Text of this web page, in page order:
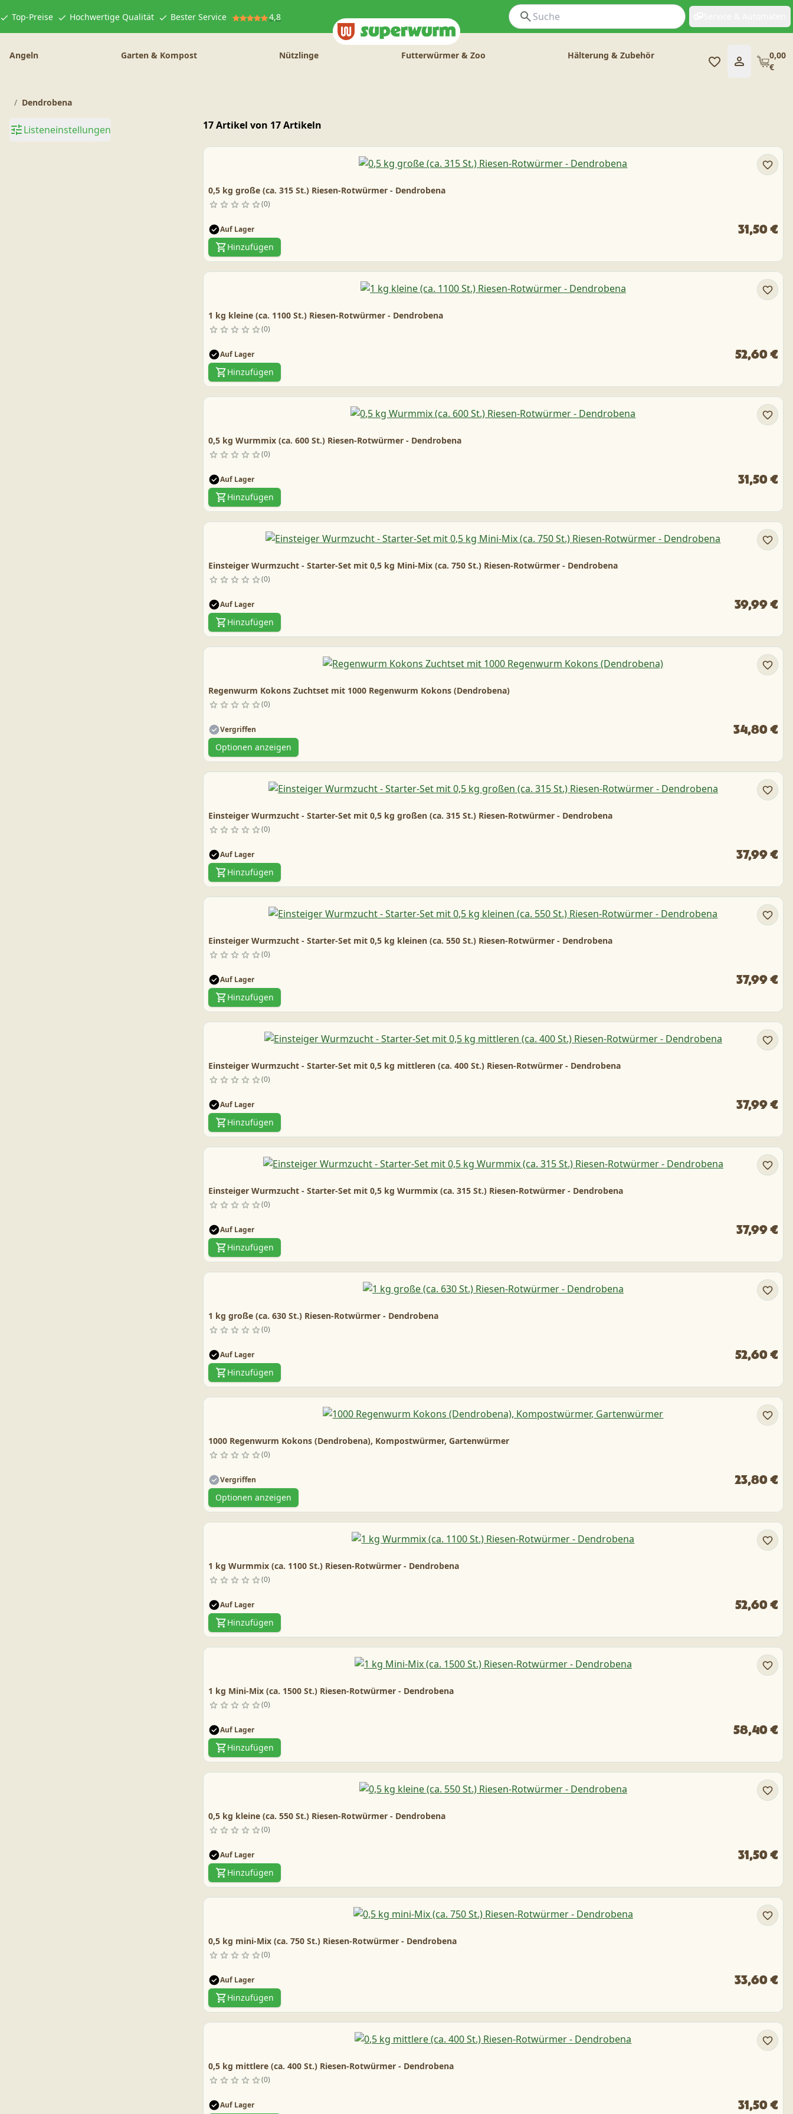
Top-Preise Hochwertige Qualität Bester Service 4,8
Angeln Garten & Kompost Nützlinge Futterwürmer & Zoo Hälterung & Zubehör
0,00
€
Dendrobena
Listeneinstellungen 17 Artikel von 17 Artikeln
0,5 kg große (ca. 315 St.) Riesen-Rotwürmer - Dendrobena
0
Auf Lager 31,50 €
Hinzufügen
1 kg kleine (ca. 1100 St.) Riesen-Rotwürmer - Dendrobena
0
Auf Lager 52,60 €
Hinzufügen
0,5 kg Wurmmix (ca. 600 St.) Riesen-Rotwürmer - Dendrobena
0
Auf Lager 31,50 €
Hinzufügen
Einsteiger Wurmzucht - Starter-Set mit 0,5 kg Mini-Mix (ca. 750 St.) Riesen-Rotwürmer - Dendrobena
0
Auf Lager 39,99 €
Hinzufügen
Regenwurm Kokons Zuchtset mit 1000 Regenwurm Kokons (Dendrobena)
0
Vergriffen 34,80 €
Optionen anzeigen
Einsteiger Wurmzucht - Starter-Set mit 0,5 kg großen (ca. 315 St.) Riesen-Rotwürmer - Dendrobena
0
Auf Lager 37,99 €
Hinzufügen
Einsteiger Wurmzucht - Starter-Set mit 0,5 kg kleinen (ca. 550 St.) Riesen-Rotwürmer - Dendrobena
0
Auf Lager 37,99 €
Hinzufügen
Einsteiger Wurmzucht - Starter-Set mit 0,5 kg mittleren (ca. 400 St.) Riesen-Rotwürmer - Dendrobena
0
Auf Lager 37,99 €
Hinzufügen
Einsteiger Wurmzucht - Starter-Set mit 0,5 kg Wurmmix (ca. 315 St.) Riesen-Rotwürmer - Dendrobena
0
Auf Lager 37,99 €
Hinzufügen
1 kg große (ca. 630 St.) Riesen-Rotwürmer - Dendrobena
0
Auf Lager 52,60 €
Hinzufügen
1000 Regenwurm Kokons (Dendrobena), Kompostwürmer, Gartenwürmer
0
Vergriffen 23,80 €
Optionen anzeigen
1 kg Wurmmix (ca. 1100 St.) Riesen-Rotwürmer - Dendrobena
0
Auf Lager 52,60 €
Hinzufügen
1 kg Mini-Mix (ca. 1500 St.) Riesen-Rotwürmer - Dendrobena
0
Auf Lager 58,40 €
Hinzufügen
0,5 kg kleine (ca. 550 St.) Riesen-Rotwürmer - Dendrobena
0
Auf Lager 31,50 €
Hinzufügen
0,5 kg mini-Mix (ca. 750 St.) Riesen-Rotwürmer - Dendrobena
0
Auf Lager 33,60 €
Hinzufügen
0,5 kg mittlere (ca. 400 St.) Riesen-Rotwürmer - Dendrobena
0
Auf Lager 31,50 €